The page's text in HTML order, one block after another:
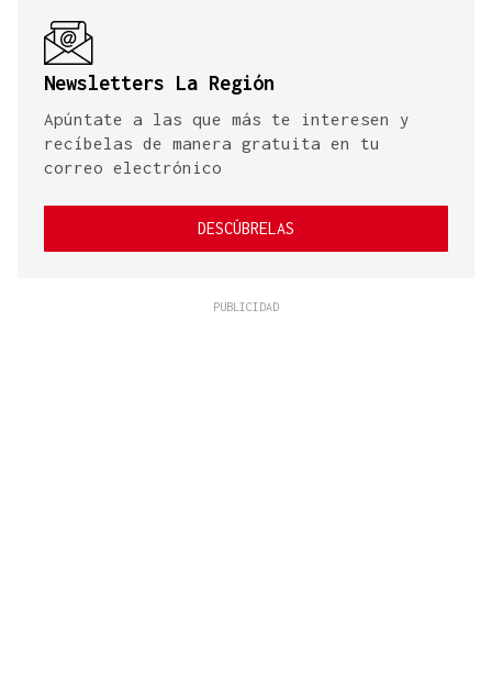
Newsletters La Región
Apúntate a las que más te interesen y
recíbelas de manera gratuita en tu
correo electrónico
DESCÚBRELAS